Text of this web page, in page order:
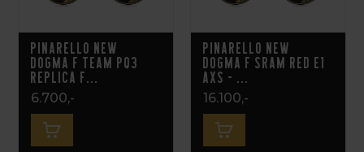
Pinarello New
Dogma F Team PQ3
Replica F...
6.700,-
Pinarello New
Dogma F Sram RED E1
AXS - ...
16.100,-